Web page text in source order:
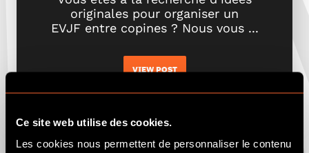
Ce site web utilise des cookies.
Les cookies nous permettent de personnaliser le contenu
originales pour organiser un
EVJF entre copines ? Nous vous ...
VIEW POST